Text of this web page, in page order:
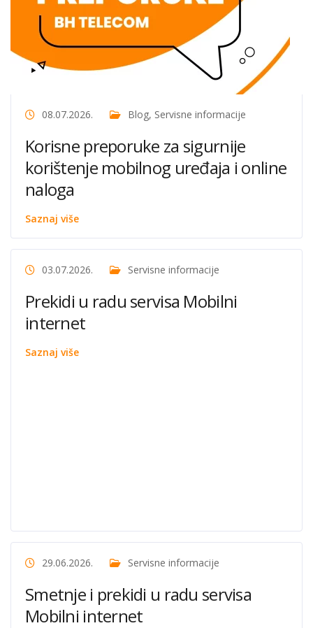
08.07.2026. Blog, Servisne informacije
Korisne preporuke za sigurnije
korištenje mobilnog uređaja i online
naloga
Saznaj više
03.07.2026. Servisne informacije
Prekidi u radu servisa Mobilni
internet
Saznaj više
29.06.2026. Servisne informacije
Smetnje i prekidi u radu servisa
Mobilni internet